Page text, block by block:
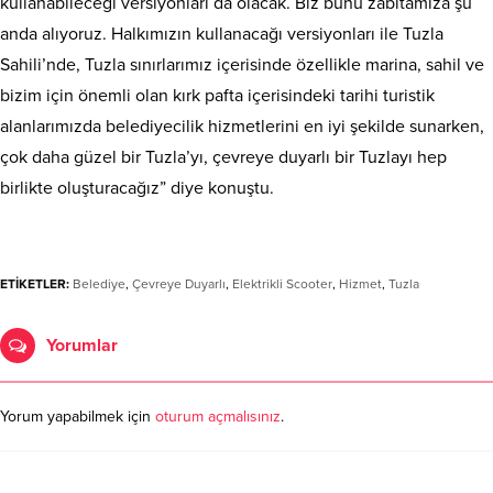
anda alıyoruz. Halkımızın kullanacağı versiyonları ile Tuzla
Sahili’nde, Tuzla sınırlarımız içerisinde özellikle marina, sahil ve
bizim için önemli olan kırk pafta içerisindeki tarihi turistik
alanlarımızda belediyecilik hizmetlerini en iyi şekilde sunarken,
çok daha güzel bir Tuzla’yı, çevreye duyarlı bir Tuzlayı hep
birlikte oluşturacağız” diye konuştu.
ETİKETLER: Belediye, Çevreye Duyarlı, Elektrikli Scooter, Hizmet, Tuzla
Yorumlar
Yorum yapabilmek için oturum açmalısınız.